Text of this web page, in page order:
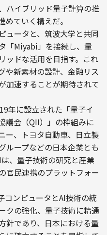
ハイブリッド量子計算の推
ていく構えだ。
ュータと、筑波大学と共同
「Miyabi」を接続し、量
ッドな活用を目指す。これ
や新素材の設計、金融リス
加速することが期待されて
年に設立された「量子イ
議会（QII）」の枠組みに
ー、トヨタ自動車、日立製
ループなどの日本企業とも
、量子技術の研究と産業
官民連携のプラットフォー
コンピュータとAI技術の統
クの強化、量子技術に精通
針であり、日本における量